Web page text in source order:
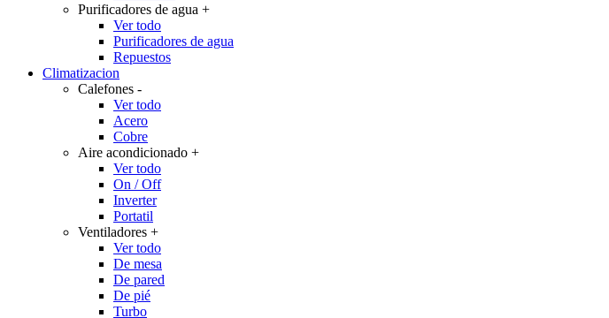
Purificadores de agua +
Ver todo
Purificadores de agua
Repuestos
Climatizacion
Calefones -
Ver todo
Acero
Cobre
Aire acondicionado +
Ver todo
On / Off
Inverter
Portatil
Ventiladores +
Ver todo
De mesa
De pared
De pié
Turbo